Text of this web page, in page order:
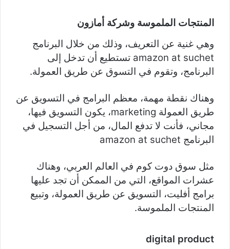
المنتجات الملموسة وشركة أمازون
وهي غنية عن التعريف، وذلك من خلال البرنامج
amazon at suchet تستطيع أن تدخل إلى
البرنامج، وتقوم في التسوق عن طريق العمولة.
وهناك نقطة مهمة، معظم البرامج في التسويق عن
طريق العمولة marketing، يكون التسويق فيها،
مجاني، فأنت لا تدفع المال، من أجل التسجيل في
البرنامج amazon at suchet
مثل سوق دوت كوم في العالم العربي، وهناك
عشرات المواقع، التي من الممكن أن تجد عليها
برامج أفليت، التسويق عن طريق العمولة، وتبيع
المنتجات الملموسة.
digital product